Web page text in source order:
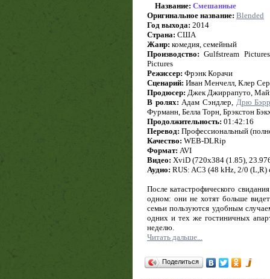
Название: Смешанные
Оригинальное название: Blended
Год выхода: 2014
Страна: США
Жанр: комедия, семейный
Производство: Gulfstream
Pictures
Режиссер: Фрэнк Корачи
Сценарий: Иван Менчелл, Клер
Продюсер: Джек Джиррапуто,
В ролях: Адам Сэндлер, Дрю
Фурманн, Белла Торн, Брэкстон
Продолжительность: 01:42:16
Перевод: Профессиональный
Качество: WEB-DLRip
Формат: AVI
Видео: XviD (720x384 (1.85),
Аудио: RUS: AC3 (48 kHz, 2/0
После катастрофического
одном: они не хотят больше
семьи пользуются удобным
одних и тех же гостиничных
неделю.
Читать дальше...
Поделиться